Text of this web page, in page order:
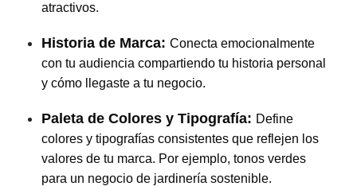
atractivos.
Historia de Marca:Conecta emocionalmente
con tu audiencia compartiendo tu historia personal
y cómo llegaste a tu negocio.
Paleta de Colores y Tipografía: Define
colores y tipografías consistentes que reflejen los
valores de tu marca. Por ejemplo, tonos verdes
para un negocio de jardinería sostenible.